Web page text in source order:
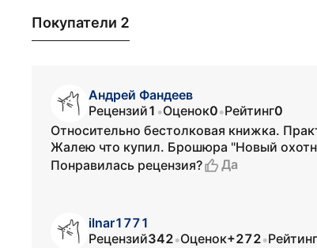
Покупатели 2
Андрей Фандеев
Рецензий1 •Оценок0•Рейтинг0
Относительно бестолковая книжка.
Жалею что купил. Брошюра "Новый
Понравилась рецензия?
Да
ilnar1771
Рецензий342•Оценок+272•Рейтинг